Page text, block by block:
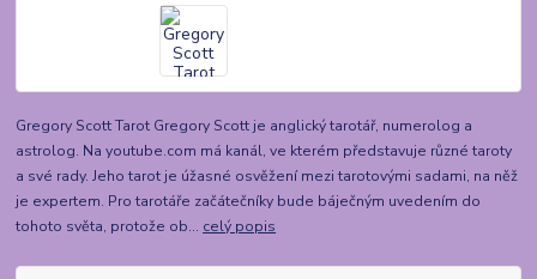
Gregory Scott Tarot Gregory Scott je anglický tarotář, numerolog a
astrolog. Na youtube.com má kanál, ve kterém představuje různé taroty
a své rady. Jeho tarot je úžasné osvěžení mezi tarotovými sadami, na něž
je expertem. Pro tarotáře začátečníky bude báječným uvedením do
tohoto světa, protože ob... celý popis